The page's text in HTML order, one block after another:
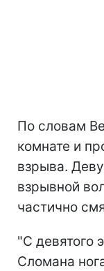
По словам
комнате и
взрыва.
взрывной
частично
"С девятого
Сломана